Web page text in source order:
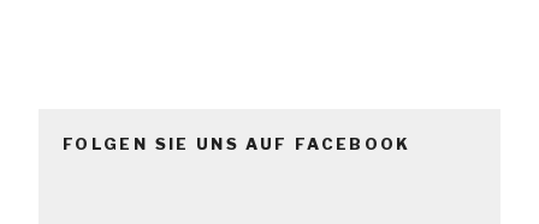
FOLGEN SIE UNS AUF FACEBOOK